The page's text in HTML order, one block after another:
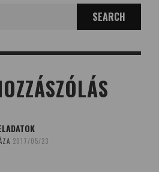
2017/05/23